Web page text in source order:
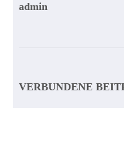
admin
VERBUNDENE